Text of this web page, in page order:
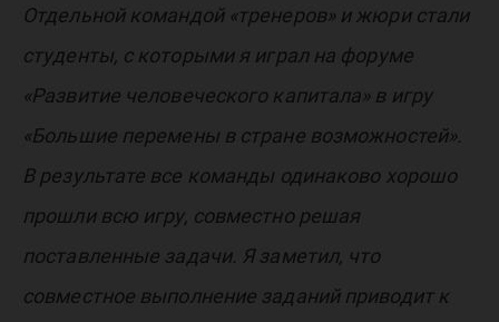
Отдельной командой «тренеров» и жюри стали
студенты, с которыми я играл на форуме
«Развитие человеческого капитала» в игру
«Большие перемены в стране возможностей».
В результате все команды одинаково хорошо
прошли всю игру, совместно решая
поставленные задачи. Я заметил, что
совместное выполнение заданий приводит к